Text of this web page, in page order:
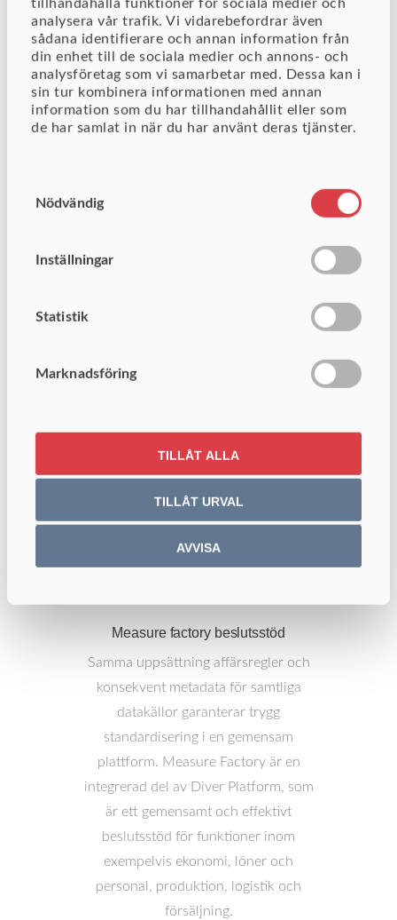
tillhandahålla funktioner för sociala medier och
analysera vår trafik. Vi vidarebefordrar även
sådana identifierare och annan information från
din enhet till de sociala medier och annons- och
analysföretag som vi samarbetar med. Dessa kan i
sin tur kombinera informationen med annan
information som du har tillhandahållit eller som
de har samlat in när du har använt deras tjänster.
Nödvändig
Inställningar
Statistik
Marknadsföring
TILLÅT ALLA
TILLÅT URVAL
AVVISA
hur din organisation presterar är
möjligheterna bättre att nå kvalitets-
och lönsamhetsmål. Diver Platform är
ett affärsstöd som är en smart genväg
som tar dig förbi den traditionella
traven av Excel-filer, minimerar
Measure factory beslutsstöd
Samma uppsättning affärsregler och
konsekvent metadata för samtliga
datakällor garanterar trygg
standardisering i en gemensam
plattform. Measure Factory är en
integrerad del av Diver Platform, som
är ett gemensamt och effektivt
beslutsstöd för funktioner inom
exempelvis ekonomi, löner och
personal, produktion, logistik och
försäljning.